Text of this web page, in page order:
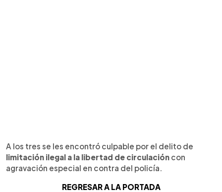
A los tres se les encontró culpable por el delito de
limitación ilegal a la libertad de circulación con
agravación especial en contra del policía.
REGRESAR A LA PORTADA